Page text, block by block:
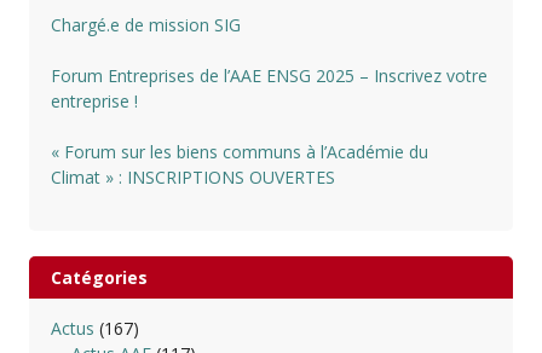
Chargé.e de mission SIG
Forum Entreprises de l’AAE ENSG 2025 – Inscrivez votre
entreprise !
« Forum sur les biens communs à l’Académie du
Climat » : INSCRIPTIONS OUVERTES
Catégories
Actus (167)